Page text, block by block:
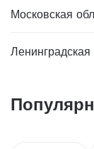
Московская
Ленинградская